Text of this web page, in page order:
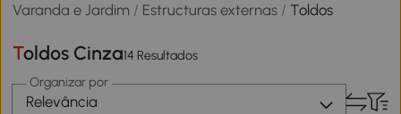
Varanda e Jardim / Estructuras externas /Toldos
Toldos Cinza14 Resultados
Organizar por
Relevância